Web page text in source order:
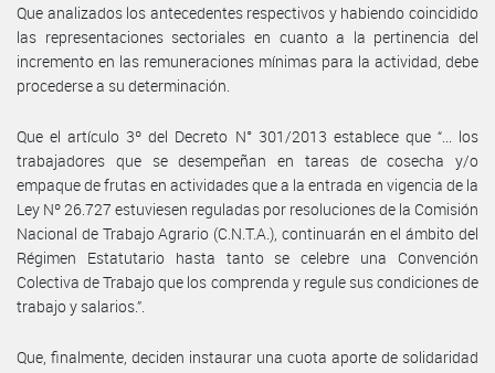
Que analizados los antecedentes respectivos y habiendo coincidido
las representaciones sectoriales en cuanto a la pertinencia del
incremento en las remuneraciones mínimas para la actividad, debe
procederse a su determinación.
Que el artículo 3º del Decreto N° 301/2013 establece que “... los
trabajadores que se desempeñan en tareas de cosecha y/o
empaque de frutas en actividades que a la entrada en vigencia de la
Ley Nº 26.727 estuviesen reguladas por resoluciones de la Comisión
Nacional de Trabajo Agrario (C.N.T.A.), continuarán en el ámbito del
Régimen Estatutario hasta tanto se celebre una Convención
Colectiva de Trabajo que los comprenda y regule sus condiciones de
trabajo y salarios.”.
Que, finalmente, deciden instaurar una cuota aporte de solidaridad